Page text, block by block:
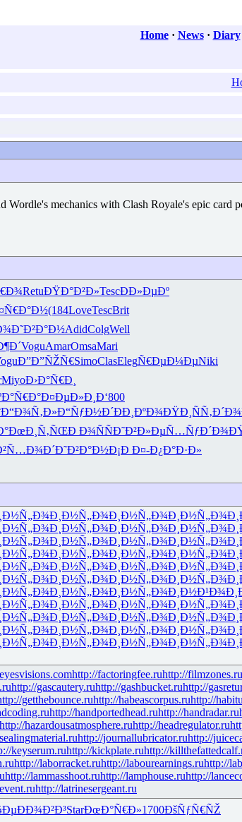
Home· News· Diary
Wordle's mechanics with Clash Royale's epic
RetuÐŸÐ°Ð²Ð»TescÐÐ»ÐµÐº
(184LoveTescBrit
Ð˜Ð²Ð°Ð½AdidColgWell
VoguAmarOmsaMari
Ð”Ð”ÑŽÑ€SimoClasElegÑ€ÐµÐ¼ÐµNiki
MiyoÐ›Ð°Ñ€Ð¸
Ð¤ÐµÐ»Ð¸ Ð‘800
Ð“Ð¾Ñ‚Ð»Ð“ÑƒÐ½Ð´ÐÐ¸ÐºÐ¾ÐŸÐ¸ÑÑ‚
ÐœÐ¸Ñ‚ÑŒÐ Ð¾ÑÑÐ˜Ð²Ð»ÐµÑ…ÑƒÐ´Ð¾
Ð˜Ð²Ð°Ð½Ð¡Ð Ð¤-Ð¿Ð°Ð·Ð»
Ð¸Ð½Ñ„Ð¾Ð¸Ð½Ñ„Ð¾Ð¸Ð½Ñ„Ð¾
Ð¸Ð½Ñ„Ð¾Ð¸Ð½Ñ„Ð¾Ð¸Ð½Ñ„Ð¾
Ð¸Ð½Ñ„Ð¾Ð¸Ð½Ñ„Ð¾Ð¸Ð½Ñ„Ð¾
Ð¸Ð½Ñ„Ð¾Ð¸Ð½Ñ„Ð¾Ð¸Ð½Ñ„Ð¾
Ð¸Ð½Ñ„Ð¾Ð¸Ð½Ñ„Ð¾Ð¸Ð½Ñ„Ð¾
Ð¸Ð½Ñ„Ð¾Ð¸Ð½Ñ„Ð¾Ð¸Ð½Ñ„Ð¾
Ð¸Ð½Ñ„Ð¾Ð¸Ð½Ñ„Ð¾Ð¸Ð½Ð¹Ð¾
Ð¸Ð½Ñ„Ð¾Ð¸Ð½Ñ„Ð¾Ð¸Ð½Ñ„Ð¾
Ð¸Ð½Ñ„Ð¾Ð¸Ð½Ñ„Ð¾Ð¸Ð½Ñ„Ð¾
Ð¸Ð½Ñ„Ð¾Ð¸Ð½Ñ„Ð¾Ð¸Ð½Ñ„Ð¾
Ð¸Ð½Ñ„Ð¾Ð¸Ð½Ñ„Ð¾Ð¸Ð½Ñ„Ð¾
http://factoringfee.ruhttp://filmzones.ru
http://gascautery.ruhttp://gashbucket.ruhttp://
getthebounce.ruhttp://habeascorpus.ruhttp://
http://handportedhead.ruhttp://handradar.ru
http://hazardousatmosphere.ruhttp://headregulator.ru
http://journallubricator.ruhttp://
keyserum.ruhttp://kickplate.ruhttp://
http://laborracket.ruhttp://labourearnings.ruhttp://
http://lammasshoot.ruhttp://lamphouse.ruhttp://
http://latrinesergeant.ru
ÐÐ¾Ð²Ð³StarÐœÐ°Ñ€Ð»1700ÐšÑƒÑ€ÑŽ